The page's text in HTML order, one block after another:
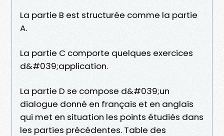
La partie B est structurée comme la partie
A.
La partie C comporte quelques exercices
d&#039;application.
La partie D se compose d&#039;un
dialogue donné en français et en anglais
qui met en situation les points étudiés dans
les parties précédentes. Table des